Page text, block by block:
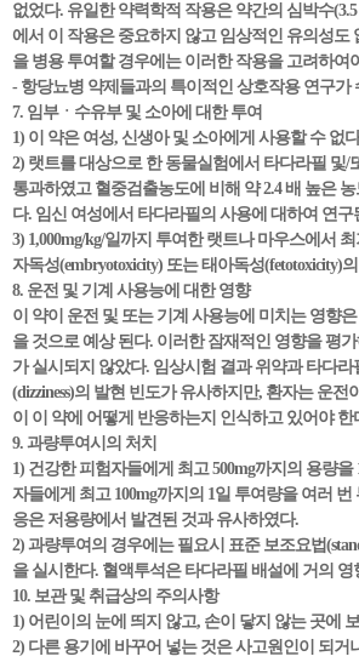
없었다. 유일한 약력학적 작용은 약간의 심박수
에서 이 작용은 중요하지 않고 임상적인 유의성도
을 병용 투여할 경우에는 이러한 작용을 고려하여
- 항당뇨병 약제들과의 특이적인 상호작용 연구가
7. 임부ㆍ수유부 및 소아에 대한 투여
1) 이 약은 여성, 신생아 및 소아에게 사용할 수 없
2) 랫트를 대상으로 한 동물실험에서 타다라필 및/
통과하였고 혈중검출농도에 비해 약 2.4 배 높은
다. 임신 여성에서 타다라필의 사용에 대하여 연구
3) 1,000mg/kg/일까지 투여한 랫트나 마우스에서 최
자독성(embryotoxicity) 또는 태아독성(fetotoxicity)
8. 운전 및 기계 사용능에 대한 영향
이 약이 운전 및 또는 기계 사용능에 미치는 영향
을 것으로 예상 된다. 이러한 잠재적인 영향을 평
가 실시되지 않았다. 임상시험 결과 위약과 타다
(dizziness)의 발현 빈도가 유사하지만, 환자는 운전
이 이 약에 어떻게 반응하는지 인식하고 있어야 한
9. 과량투여시의 처치
1) 건강한 피험자들에게 최고 500mg까지의 용량
자들에게 최고 100mg까지의 1일 투여량을 여러
응은 저용량에서 발견된 것과 유사하였다.
2) 과량투여의 경우에는 필요시 표준 보조요법
을 실시한다. 혈액투석은 타다라필 배설에 거의
10. 보관 및 취급상의 주의사항
1) 어린이의 눈에 띄지 않고, 손이 닿지 않는 곳에
2) 다른 용기에 바꾸어 넣는 것은 사고원인이 되거